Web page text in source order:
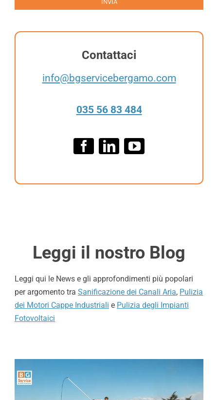
INVIA
Contattaci
info@bgservicebergamo.com
035 56 83 484
Leggi il nostro Blog
Leggi qui le News e gli approfondimenti più popolari
per argomento tra Sanificazione dei Canali Aria, Pulizia
dei Motori Cappe Industriali e Pulizia degli Impianti
Fotovoltaici